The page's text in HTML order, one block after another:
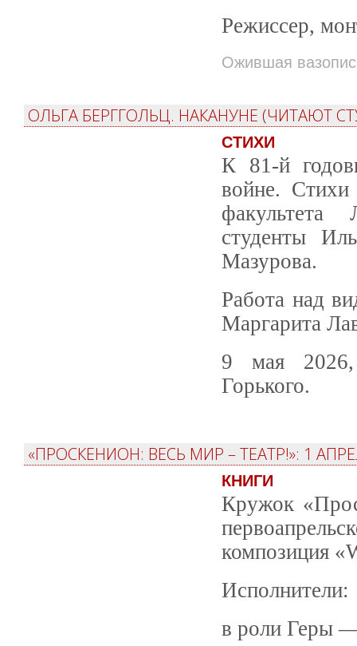
Режиссер,
Ожившая
ОЛЬГА БЕРГГОЛЬЦ. НАКАНУНЕ (ЧИТАЮТ
СТИХИ
К 81-й
войне. Стихи
факультета
студенты
Мазурова.
Работа над
Маргарита
9 мая 2026,
Горького.
«ПРОСКЕНИОН: ВЕСЬ МИР – ТЕАТР!»: 1
КНИГИ
Кружок
композиция
Исполнители:
в роли Геры